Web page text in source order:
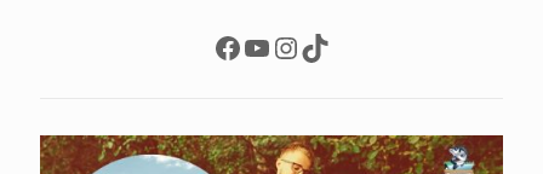
Facebook
YouTube
Instagram
TikTok